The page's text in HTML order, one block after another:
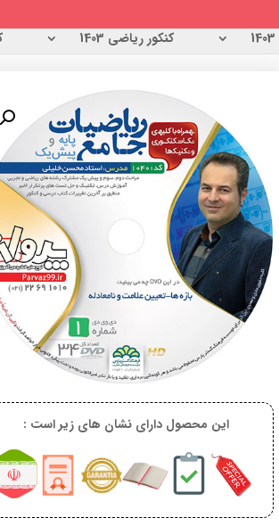
کنکور ریاضی 1403
این محصول دارای نشان های زیر است :